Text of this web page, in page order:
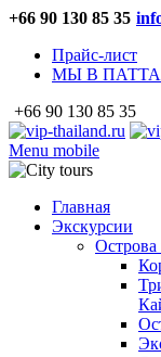
+66 90 130 85 35
Прайс-лист
МЫ В
+66 90 130 85 35
Menu mobile
Главная
Экскурсии
Острова